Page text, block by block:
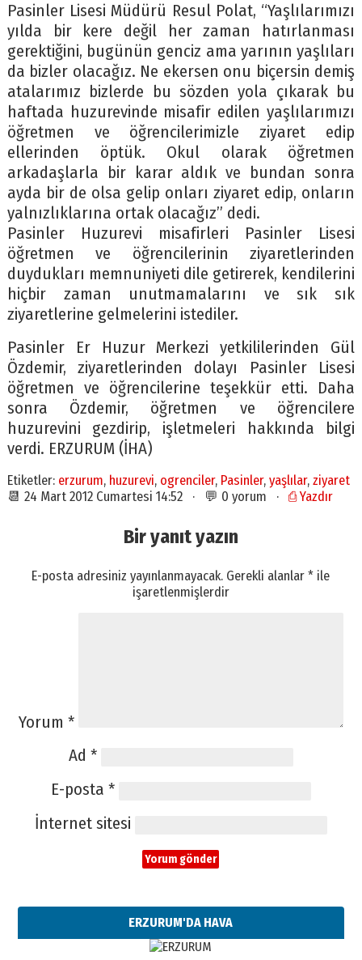
Pasinler Lisesi Müdürü Resul Polat, “Yaşlılarımızı
yılda bir kere değil her zaman hatırlanması
gerektiğini, bugünün genciz ama yarının yaşlıları
da bizler olacağız. Ne ekersen onu biçersin demiş
atalarımız bizlerde bu sözden yola çıkarak bu
haftada huzurevinde misafir edilen yaşlılarımızı
öğretmen ve öğrencilerimizle ziyaret edip
ellerinden öptük. Okul olarak öğretmen
arkadaşlarla bir karar aldık ve bundan sonra
ayda bir de olsa gelip onları ziyaret edip, onların
yalnızlıklarına ortak olacağız” dedi.
Pasinler Huzurevi misafirleri Pasinler Lisesi
öğretmen ve öğrencilerinin ziyaretlerinden
duydukları memnuniyeti dile getirerek, kendilerini
hiçbir zaman unutmamalarını ve sık sık
ziyaretlerine gelmelerini istediler.
Pasinler Er Huzur Merkezi yetkililerinden Gül
Özdemir, ziyaretlerinden dolayı Pasinler Lisesi
öğretmen ve öğrencilerine teşekkür etti. Daha
sonra Özdemir, öğretmen ve öğrencilere
huzurevini gezdirip, işletmeleri hakkında bilgi
verdi. ERZURUM (İHA)
Etiketler: erzurum, huzurevi, ogrenciler, Pasinler, yaşlılar, ziyaret
📆 24 Mart 2012 Cumartesi 14:52 · 💬 0 yorum · ⎙ Yazdır
Bir yanıt yazın
E-posta adresiniz yayınlanmayacak. Gerekli alanlar* ile
işaretlenmişlerdir
Yorum *
Ad *
E-posta *
İnternet sitesi
ERZURUM'DA HAVA